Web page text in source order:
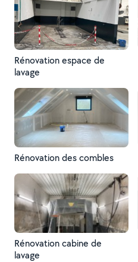
Rénovation espace de
lavage
Rénovation des combles
Rénovation cabine de
lavage